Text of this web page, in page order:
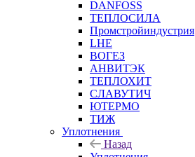
DANFOSS
ТЕПЛОСИЛА
Промстройиндустрия
LHE
ВОГЕЗ
АНВИТЭК
ТЕПЛОХИТ
СЛАВУТИЧ
ЮТЕРМО
ТИЖ
Уплотнения
Назад